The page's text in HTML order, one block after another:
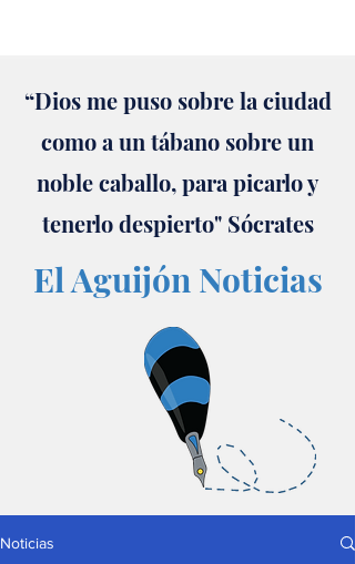
“Dios me puso sobre la ciudad
como a un tábano sobre un
noble caballo, para picarlo y
tenerlo despierto" Sócrates
El Aguijón Noticias
Noticias